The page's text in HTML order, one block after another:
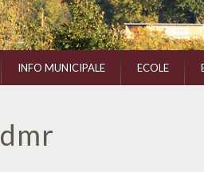
INFO MUNICIPALE ECOLE
dmr